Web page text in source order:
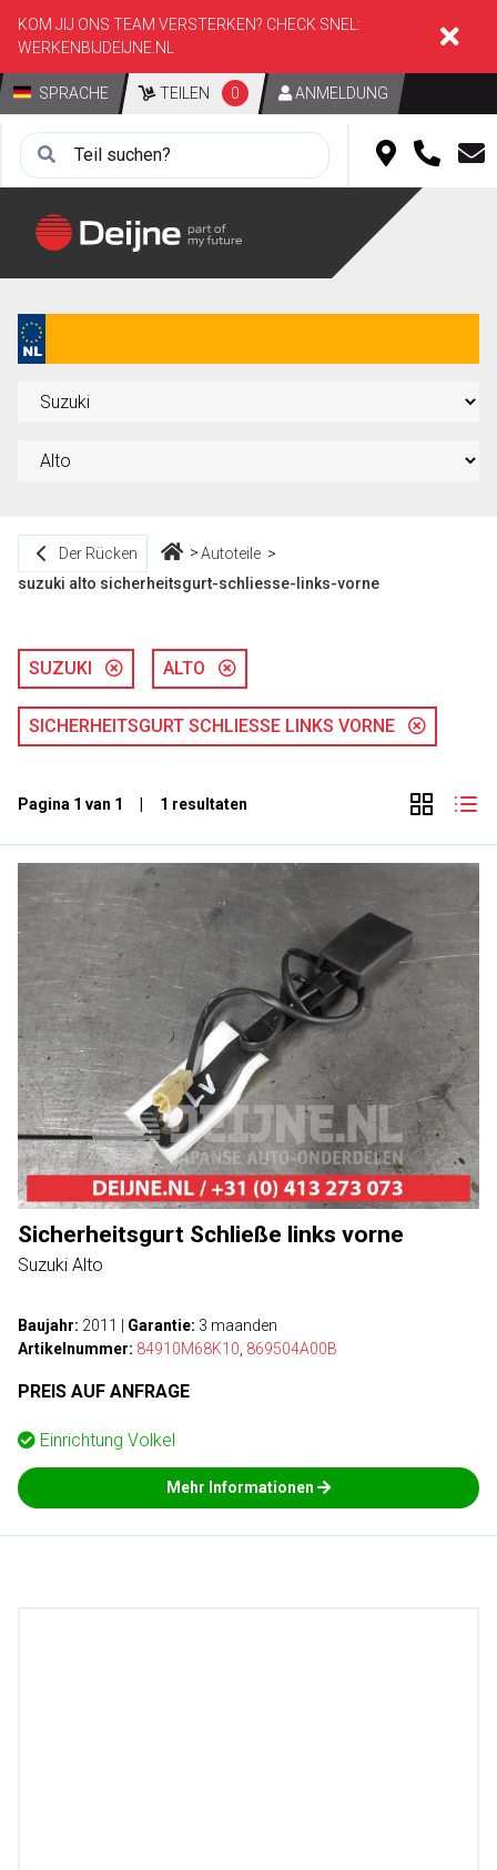
KOM JIJ ONS TEAM VERSTERKEN? CHECK SNEL:
WERKENBIJDEIJNE.NL
SPRACHE TEILEN 0 ANMELDUNG
Der Rücken
Autoteile
suzuki alto sicherheitsgurt-schliesse-links-vorne
SUZUKI ALTO
SICHERHEITSGURT SCHLIESSE LINKS VORNE
Pagina 1 van 1 | 1 resultaten
Sicherheitsgurt Schließe links vorne
Suzuki Alto
Baujahr: 2011 Garantie: 3 maanden
Artikelnummer: 84910M68K10 869504A00B
PREIS AUF ANFRAGE
Einrichtung Volkel
Mehr Informationen